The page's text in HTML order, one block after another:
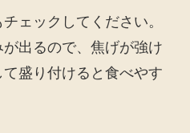
ェックしてください。
出るので、焦げが強け
盛り付けると食べやす